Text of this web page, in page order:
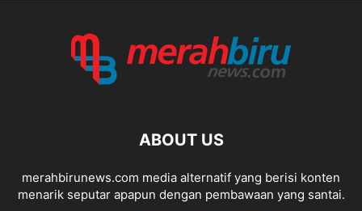
ABOUT US
merahbirunews.com media alternatif yang berisi konten
menarik seputar apapun dengan pembawaan yang santai.